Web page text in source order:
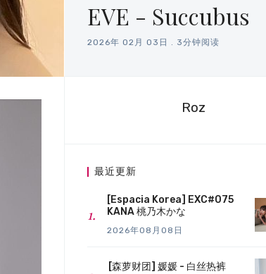
EVE - Succubus
2026年 02月 03日 . 3分钟阅读
Roz
最近更新
[Espacia Korea] EXC#075
KANA 桃乃木かな
2026年08月08日
[森萝财团] 媛媛 - 白丝热裤